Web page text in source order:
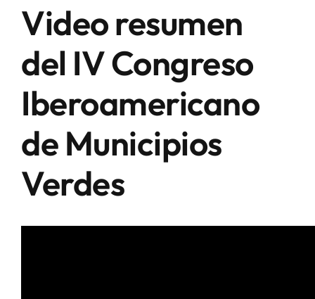
Video resumen
del IV Congreso
Iberoamericano
de Municipios
Verdes